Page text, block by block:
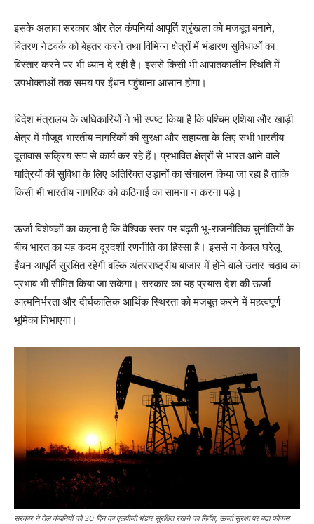
इसके अलावा सरकार और तेल कंपनियां आपूर्ति श्रृंखला को मजबूत बनाने,
वितरण नेटवर्क को बेहतर करने तथा विभिन्न क्षेत्रों में भंडारण सुविधाओं का
विस्तार करने पर भी ध्यान दे रही हैं। इससे किसी भी आपातकालीन स्थिति में
उपभोक्ताओं तक समय पर ईंधन पहुंचाना आसान होगा।
विदेश मंत्रालय के अधिकारियों ने भी स्पष्ट किया है कि पश्चिम एशिया और खाड़ी
क्षेत्र में मौजूद भारतीय नागरिकों की सुरक्षा और सहायता के लिए सभी भारतीय
दूतावास सक्रिय रूप से कार्य कर रहे हैं। प्रभावित क्षेत्रों से भारत आने वाले
यात्रियों की सुविधा के लिए अतिरिक्त उड़ानों का संचालन किया जा रहा है ताकि
किसी भी भारतीय नागरिक को कठिनाई का सामना न करना पड़े।
ऊर्जा विशेषज्ञों का कहना है कि वैश्विक स्तर पर बढ़ती भू-राजनीतिक चुनौतियों के
बीच भारत का यह कदम दूरदर्शी रणनीति का हिस्सा है। इससे न केवल घरेलू
ईंधन आपूर्ति सुरक्षित रहेगी बल्कि अंतरराष्ट्रीय बाजार में होने वाले उतार-चढ़ाव का
प्रभाव भी सीमित किया जा सकेगा। सरकार का यह प्रयास देश की ऊर्जा
आत्मनिर्भरता और दीर्घकालिक आर्थिक स्थिरता को मजबूत करने में महत्वपूर्ण
भूमिका निभाएगा।
सरकार ने तेल कंपनियों को 30 दिन का एलपीजी भंडार सुरक्षित रखने का निर्देश, ऊर्जा सुरक्षा पर बढ़ा फोकस